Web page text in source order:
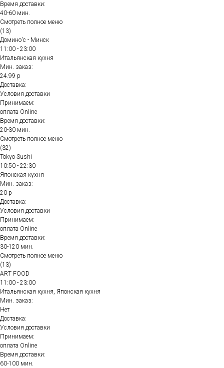
Время доставки:
40-60 мин.
Смотреть полное меню
(13)
Домино'с - Минск
11:00 - 23:00
Итальянская кухня
Мин. заказ:
24.99 р
Доставка:
Условия доставки
Принимаем:
оплата Online
Время доставки:
20-30 мин.
Смотреть полное меню
(32)
Tokyo Sushi
10:50 - 22:30
Японская кухня
Мин. заказ:
20 р
Доставка:
Условия доставки
Принимаем:
оплата Online
Время доставки:
30-120 мин.
Смотреть полное меню
(13)
ART FOOD
11:00 - 23:00
Итальянская кухня, Японская кухня
Мин. заказ:
Нет
Доставка:
Условия доставки
Принимаем:
оплата Online
Время доставки:
60-100 мин.